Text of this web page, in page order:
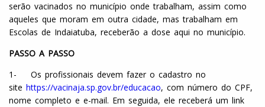
serão vacinados no município onde trabalham, assim como
aqueles que moram em outra cidade, mas trabalham em
Escolas de Indaiatuba, receberão a dose aqui no município.
PASSO A PASSO
1- Os profissionais devem fazer o cadastro no
site https://vacinaja.sp.gov.br/educacao, com número do CPF,
nome completo e e-mail. Em seguida, ele receberá um link